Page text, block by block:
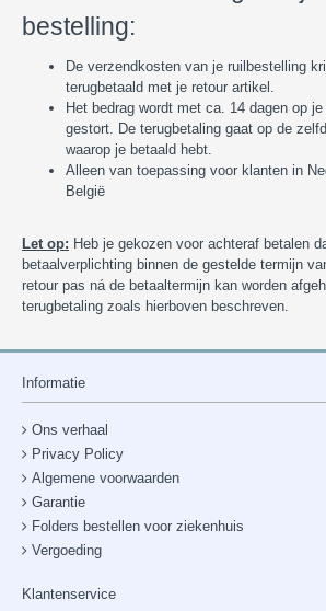
bestelling:
De verzendkosten van je ruilbestelling
terugbetaald met je retour artikel.
Het bedrag wordt met ca. 14 dagen op
gestort. De terugbetaling gaat op de
waarop je betaald hebt.
Alleen van toepassing voor klanten in
België
Let op: Heb je gekozen voor achteraf betalen
betaalverplichting binnen de gestelde termijn
retour pas ná de betaaltermijn kan worden
terugbetaling zoals hierboven beschreven.
Informatie
Ons verhaal
Privacy Policy
Algemene voorwaarden
Garantie
Folders bestellen voor ziekenhuis
Vergoeding
Klantenservice